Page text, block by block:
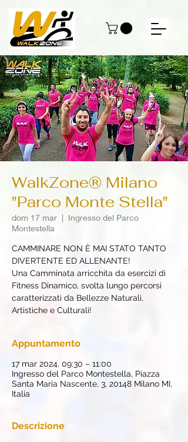
WalkZone® Milano
"Parco Monte Stella"
dom 17 mar
  |
Ingresso del Parco
Montestella
CAMMINARE NON È MAI STATO TANTO
DIVERTENTE ED ALLENANTE!
Una Camminata arricchita da esercizi di
Fitness Dinamico, svolta lungo percorsi
caratterizzati da Bellezze Naturali,
Artistiche e Culturali!
Appuntamento
17 mar 2024, 09:30 – 11:00
Ingresso del Parco Montestella, Piazza
Santa Maria Nascente, 3, 20148 Milano MI,
Italia
Descrizione